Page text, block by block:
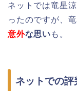
ネットでは竜星
ったのですが、
意外な思い も。
ネットでの評